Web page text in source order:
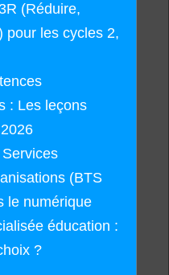
(Réduire,
pour les cycles 2,
: Les leçons
(BTS
le numérique
éducation :
?